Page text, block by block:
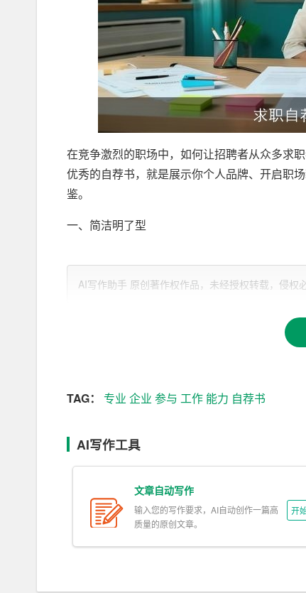
在竞争激烈的职场中，如何让招聘者从众多求
优秀的自荐书，就是展示你个人品牌、开启职
鉴。
一、简洁明了型
您好！我是一名热爱编程的计算机专业毕业生
您好！我是一名市场营销专业毕业生，在校期
1. 组织校园营销活动，提高协会知名度，吸引更
2. 担任项目组长，带领团队完成某品牌手机的
3. 参与某知名企业实习，深入了解企业运营模
三、诚恳务实型
AI写作助手 原创著作权作品，未经授权转载，侵
TAG： 专业 企业 参与 工作 能力 自荐书
AI写作工具
文章自动写作
输入您的写作要求，AI自动创作一篇高
质量的原创文章。
开